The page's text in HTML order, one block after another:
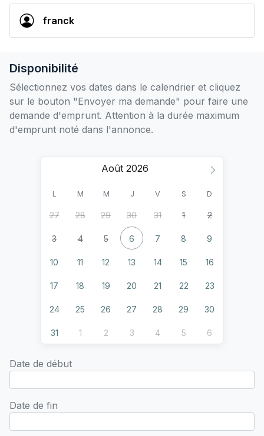
franck
Disponibilité
Sélectionnez vos dates dans le calendrier et cliquez
sur le bouton "Envoyer ma demande" pour faire une
demande d'emprunt. Attention à la durée maximum
d'emprunt noté dans l'annonce.
Date de début
Août
L M M J V S D
27 28 29 30 31 1 2
3 4 5 6 7 8 9
10 11 12 13 14 15 16
17 18 19 20 21 22 23
24 25 26 27 28 29 30
31 1 2 3 4 5 6
Date de fin